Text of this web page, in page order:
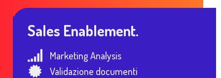
Sales Enablement.
Marketing Analysis
Validazione documenti